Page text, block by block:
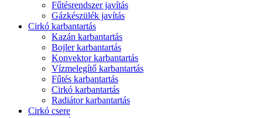
Fűtésrendszer javítás
Gázkészülék javítás
Cirkó karbantartás
Kazán karbantartás
Bojler karbantartás
Konvektor karbantartás
Vízmelegítő karbantartás
Fűtés karbantartás
Cirkó karbantartás
Radiátor karbantartás
Cirkó csere